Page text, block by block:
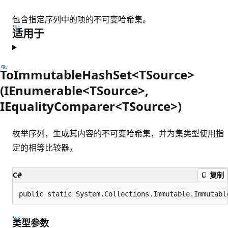
包含指定序列中的项的不可变哈希集。
适用于
ToImmutableHashSet<TSource>
(IEnumerable<TSource>,
IEqualityComparer<TSource>)
枚举序列，生成其内容的不可变哈希集，并为集类型使用指
定的相等比较器。
C# 复制
public static
类型参数